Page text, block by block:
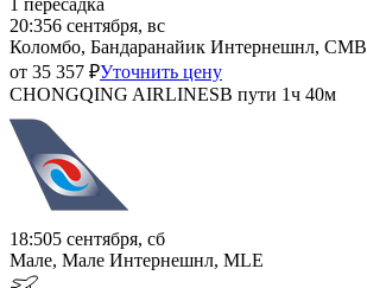
20:356 сентября, вс
Коломбо, Бандаранайик Интернешнл, CMB
от 35 357 ₽Уточнить цену
CHONGQING AIRLINESВ пути 1ч 40м
18:505 сентября, сб
Мале, Мале Интернешнл, MLE